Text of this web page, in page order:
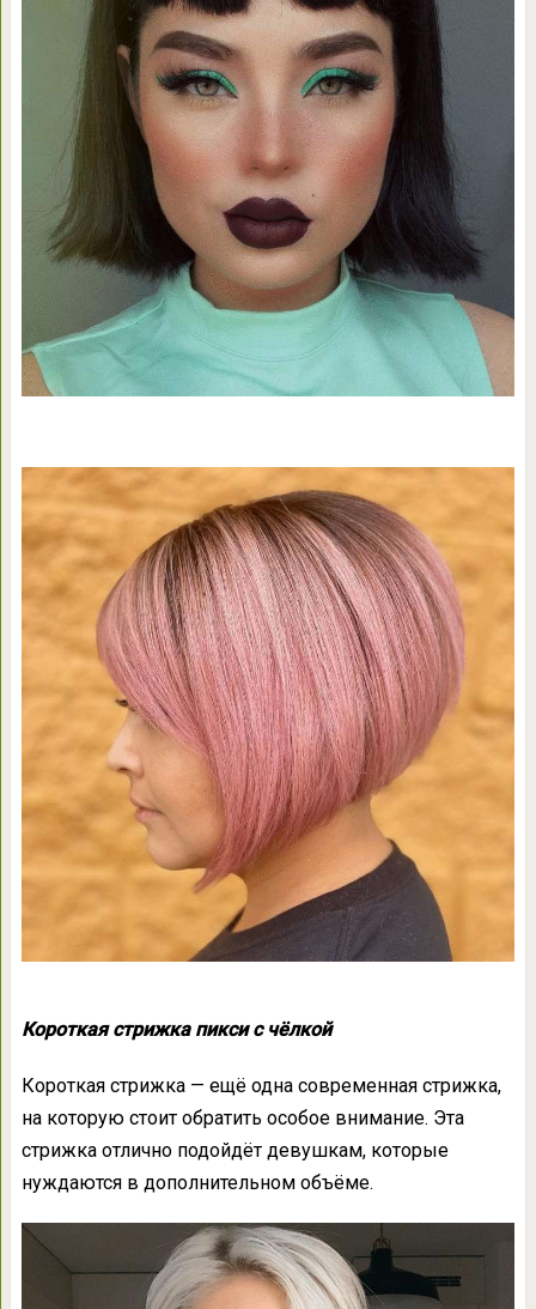
Короткая стрижка пикси с чёлкой
Короткая стрижка — ещё одна современная стрижка,
на которую стоит обратить особое внимание. Эта
стрижка отлично подойдёт девушкам, которые
нуждаются в дополнительном объёме.